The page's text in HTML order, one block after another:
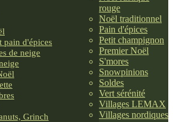
pain d'épices
de neige
Grinch
rouge
Noël traditionnel
Pain d'épices
Petit champignon
Premier Noël
S'mores
Snowpinions
Soldes
Vert sérénité
Villages LEMAX
Villages nordiques